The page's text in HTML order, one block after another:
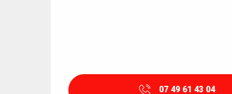
07 49 61 43 04